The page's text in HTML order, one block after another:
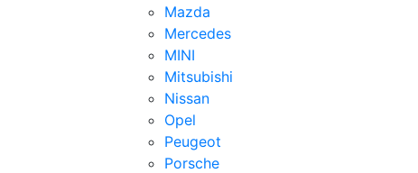
Mazda
Mercedes
MINI
Mitsubishi
Nissan
Opel
Peugeot
Porsche